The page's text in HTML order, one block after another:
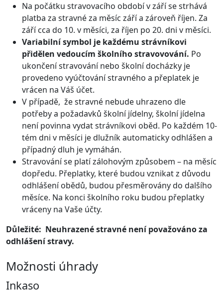
Na počátku stravovacího období v září se strhává
platba za stravné za měsíc září a zároveň říjen. Za
září cca do 10. v měsíci, za říjen po 20. dni v měsíci.
Variabilní symbol je každému strávníkovi
přidělen vedoucím školního stravovování. Po
ukončení stravování nebo školní docházky je
provedeno vyúčtování stravného a přeplatek je
vrácen na Váš účet.
V případě, že stravné nebude uhrazeno dle
potřeby a požadavků školní jídelny, školní jídelna
není povinna vydat strávníkovi oběd. Po každém 10-
tém dni v měsíci je dlužník automaticky odhlášen a
případný dluh je vymáhán.
Stravování se platí zálohovým způsobem – na měsíc
dopředu. Přeplatky, které budou vznikat z důvodu
odhlášení obědů, budou přesměrovány do dalšího
měsíce. Na konci školního roku budou přeplatky
vráceny na Vaše účty.
Důležité: Neuhrazené stravné není považováno za
odhlášení stravy.
Možnosti úhrady
Inkaso